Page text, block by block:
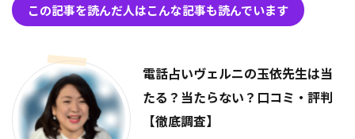
この記事を読んだ人はこんな記事も読んでいます
電話占いヴェルニの玉依先生は当
たる？当たらない？口コミ・評判
【徹底調査】